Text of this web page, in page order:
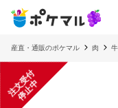
産直・通販のポケマル 肉
注
文
受
付
停
止
中